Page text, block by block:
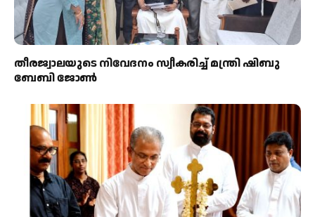
തീരജ്വാലയുടെ നിവേദനം സ്വീകരിച്ച് മന്ത്രി ഷിബു
ബേബി ജോൺ